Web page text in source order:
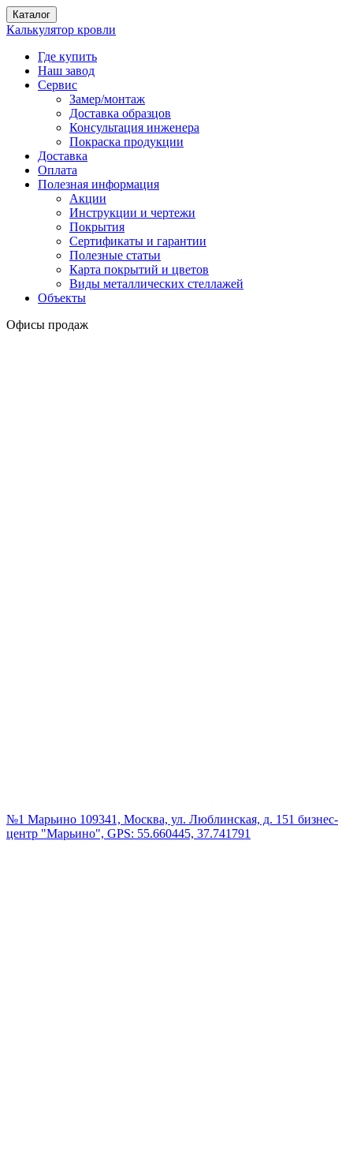
Каталог
Калькулятор кровли
Где купить
Наш завод
Сервис
Замер/монтаж
Доставка образцов
Консультация инженера
Покраска продукции
Доставка
Оплата
Полезная информация
Акции
Инструкции и чертежи
Покрытия
Сертификаты и гарантии
Полезные статьи
Карта покрытий и цветов
Виды металлических стеллажей
Объекты
Офисы продаж
№1 Марьино 109341, Москва, ул. Люблинская, д. 151 бизнес-
центр "Марьино", GPS: 55.660445, 37.741791